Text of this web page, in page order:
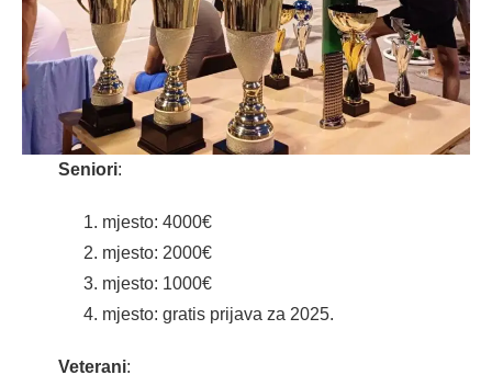
Seniori:
mjesto: 4000€
mjesto: 2000€
mjesto: 1000€
mjesto: gratis prijava za 2025.
Veterani: